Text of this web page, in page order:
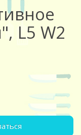
L5 W2